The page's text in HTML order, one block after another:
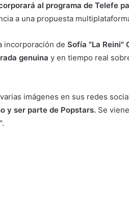
al programa de Telefe
a una propuesta
incorporación de Sofía "La Reini"
genuina y en tiempo real
imágenes en sus redes
y ser parte de Popstars. Se